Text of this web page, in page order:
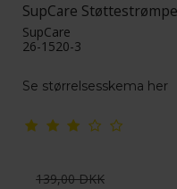
SupCare
SupCare
26-1520-3
Se størrelsesskema her
139,00 DKK